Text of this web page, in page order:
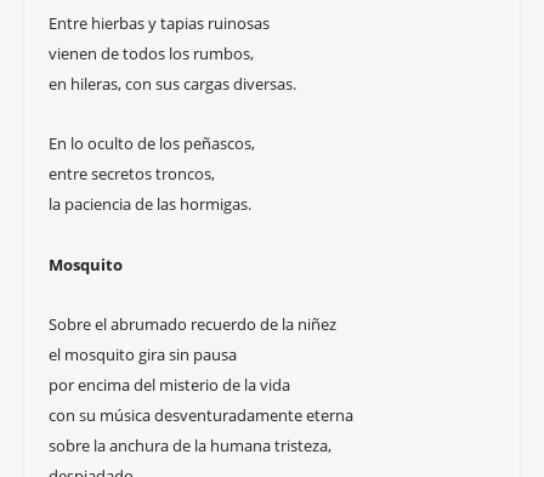
Entre hierbas y tapias ruinosas
vienen de todos los rumbos,
en hileras, con sus cargas diversas.
En lo oculto de los peñascos,
entre secretos troncos,
la paciencia de las hormigas.
Mosquito
Sobre el abrumado recuerdo de la niñez
el mosquito gira sin pausa
por encima del misterio de la vida
con su música desventuradamente eterna
sobre la anchura de la humana tristeza,